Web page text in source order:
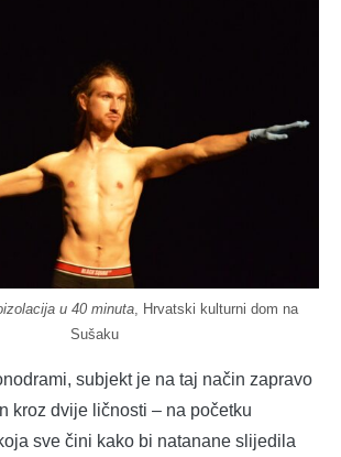
u 40 minuta, Hrvatski kulturni dom na
Sušaku
subjekt je na taj način zapravo
kroz dvije ličnosti – na početku
sve čini kako bi natanane slijedila